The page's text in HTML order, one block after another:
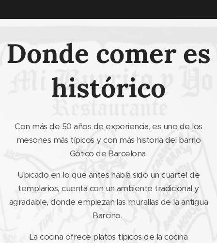
Donde comer es
histórico
Con más de 50 años de experiencia, es uno de los
mesones más típicos y con más historia del barrio
Gótico de Barcelona.
Ubicado en lo que antes había sido un cuartel de
templarios, cuenta con un ambiente tradicional y
agradable, donde empiezan las murallas de la antigua
Barcino.
La cocina ofrece platos típicos de la cocina